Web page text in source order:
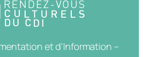
et d'Information –